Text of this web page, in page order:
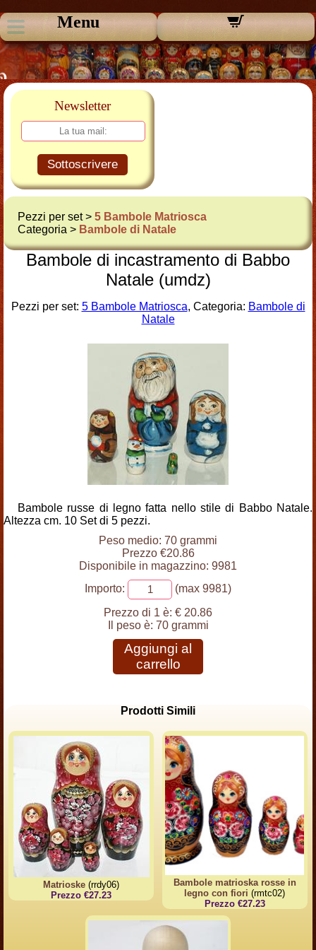
Menu
Newsletter
Sottoscrivere
Pezzi per set > 5 Bambole Matriosca
Categoria > Bambole di Natale
Bambole di incastramento di Babbo
Natale (umdz)
Pezzi per set: 5 Bambole Matriosca, Categoria: Bambole di
Natale
Bambole russe di legno fatta nello stile di Babbo Natale.
Altezza cm. 10 Set di 5 pezzi.
Peso medio: 70 grammi
Prezzo €20.86
Disponibile in magazzino: 9981
Importo:
(max 9981)
Prezzo di 1 è: € 20.86
Il peso è: 70 grammi
Aggiungi al
carrello
Prodotti Simili
Matrioske (rrdy06)
Prezzo €27.23
Bambole matrioska rosse in
legno con fiori(rmtc02)
Prezzo €27.23